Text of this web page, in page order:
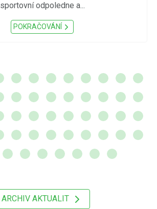
sportovní odpoledne a...
POKRAČOVÁNÍ
ARCHIV AKTUALIT